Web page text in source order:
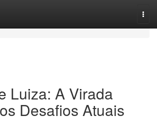
Luiza: A Virada
Desafios Atuais